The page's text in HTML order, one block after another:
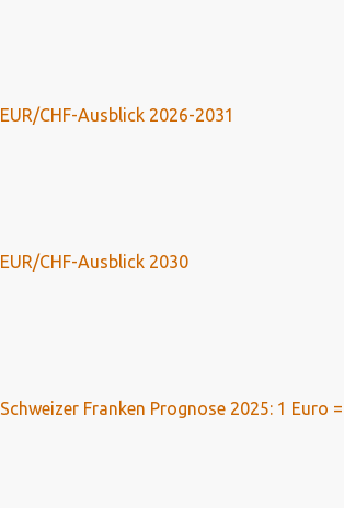
EUR/CHF-Ausblick 2026-2031
EUR/CHF-Ausblick 2030
Schweizer Franken Prognose 2025: 1 Euro =